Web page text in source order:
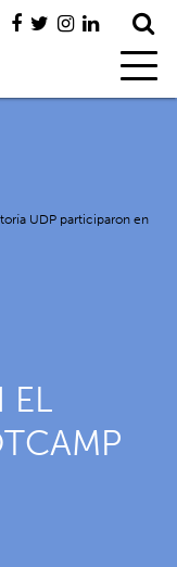
UDP participaron en
EL